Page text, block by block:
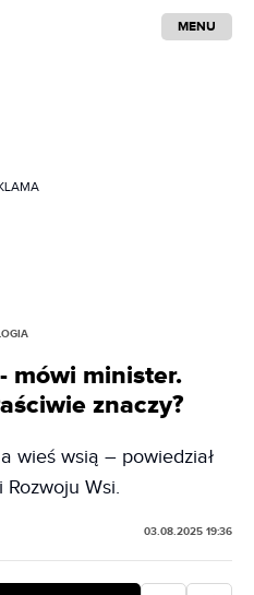
MENU
mówi minister.
znaczy?
wieś wsią – powiedział
Wsi.
03.08.2025 19:36